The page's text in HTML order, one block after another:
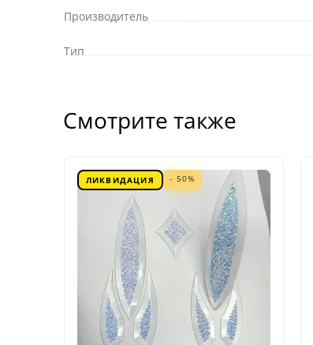
Производитель
Тип
Смотрите также
ЛИКВИДАЦИЯ - 50%